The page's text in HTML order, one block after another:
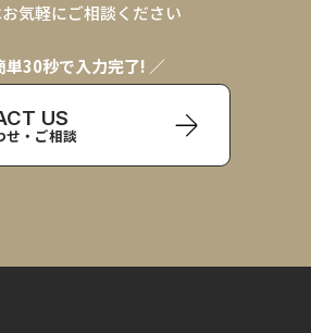
気軽にご相談ください
単30秒で入力完了! ／
US
せ・ご相談